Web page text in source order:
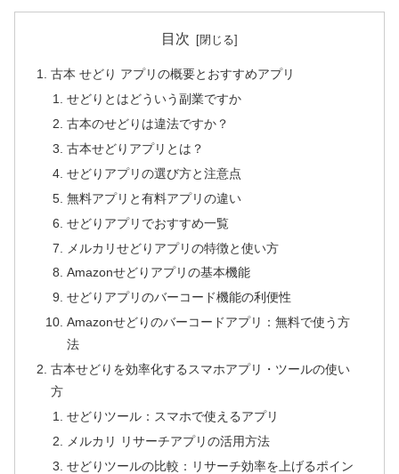
目次
古本 せどり アプリの概要とおすすめアプリ
せどりとはどういう副業ですか
古本のせどりは違法ですか？
古本せどりアプリとは？
せどりアプリの選び方と注意点
無料アプリと有料アプリの違い
せどりアプリでおすすめ一覧
メルカリせどりアプリの特徴と使い方
Amazonせどりアプリの基本機能
せどりアプリのバーコード機能の利便性
Amazonせどりのバーコードアプリ：無料で使う方
法
古本せどりを効率化するスマホアプリ・ツールの使い
方
せどりツール：スマホで使えるアプリ
メルカリ リサーチアプリの活用方法
せどりツールの比較：リサーチ効率を上げるポイン